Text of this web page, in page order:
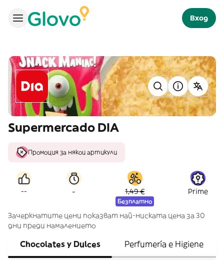
Вход
Supermercado DIA
Промоция за някои артикули
-- - 1,49 €
Безплатно
Prime
Зачеркнатите цени показват най-ниската цена за 30
дни преди намалението
Chocolates y Dulces Perfumería e Higiene